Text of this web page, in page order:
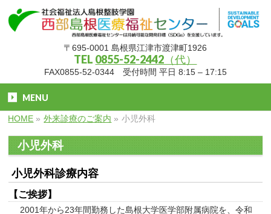
〒695-0001 島根県江津市渡津町1926
TEL 0855-52-2442（代）
FAX0855-52-0344 受付時間 平日 8:15 – 17:15
MENU
HOME » 外来診療のご案内 » 小児外科
小児外科
小児外科診療内容
【ご挨拶】
2001年から23年間勤務した島根大学医学部附属病院を、令和